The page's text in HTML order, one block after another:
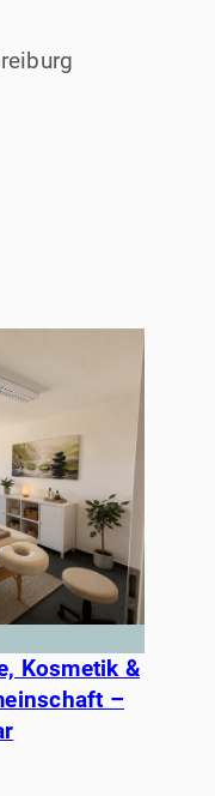
Kosmetik &
–